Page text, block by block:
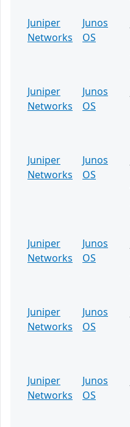
Juniper
Networks
Junos
OS
Juniper
Networks
Junos
OS
Juniper
Networks
Junos
OS
Juniper
Networks
Junos
OS
Juniper
Networks
Junos
OS
Juniper
Networks
Junos
OS